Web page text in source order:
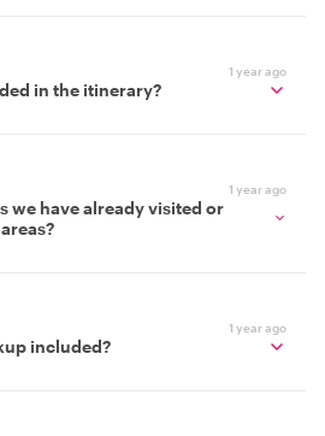
1 year ago
in the itinerary?
1 year ago
we have already visited or
1 year ago
included?